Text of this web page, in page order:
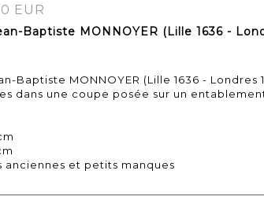
EUR
Baptiste MONNOYER (Lille 1636 -
Baptiste MONNOYER (Lille 1636 - Londres
dans une coupe posée sur un